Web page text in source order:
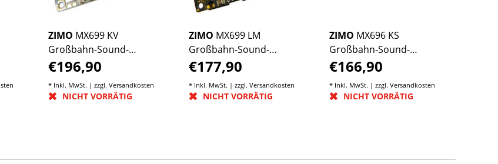
ZIMO MX699 KV
Großbahn-Sound-
Decoder
€196,90
* Inkl. MwSt. | zzgl. Versandkosten
NICHT VORRÄTIG
ZIMO MX699 LM
Großbahn-Sound-
Decoder
€177,90
* Inkl. MwSt. | zzgl. Versandkosten
NICHT VORRÄTIG
ZIMO MX696 KS
Großbahn-Sound-
Decoder
€166,90
* Inkl. MwSt. | zzgl.Versandkosten
NICHT VORRÄTIG